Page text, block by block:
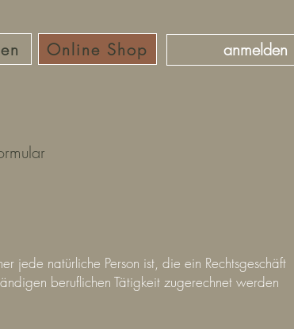
Online Shop anmelden
jede natürliche Person ist, die ein Rechtsgeschäft
beruflichen Tätigkeit zugerechnet werden